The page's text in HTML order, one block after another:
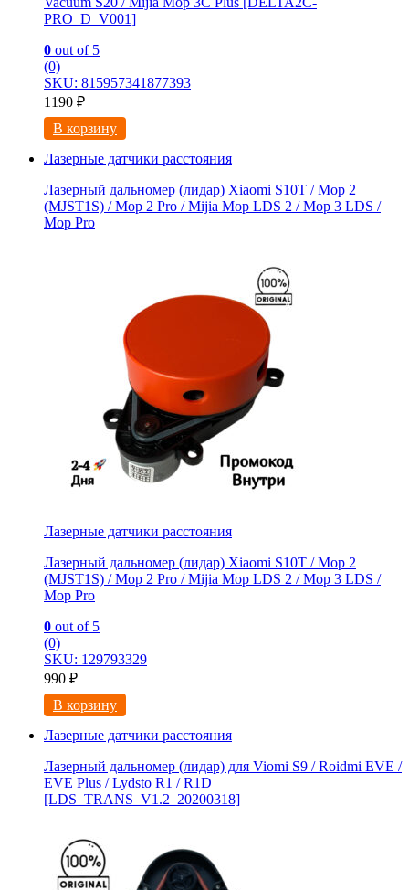
PRO_D_V001]
0 out of 5
(0)
SKU: 815957341877393
1190 ₽
В корзину
Лазерные датчики расстояния
Лазерный дальномер (лидар) Xiaomi S10T / Мoр 2
(MJSТ1S) / Mop 2 Pro / Mijia Моp LDS 2 / Мoр 3 LDS /
Мор Рrо
Лазерные датчики расстояния
Лазерный дальномер (лидар) Xiaomi S10T / Мoр 2
(MJSТ1S) / Mop 2 Pro / Mijia Моp LDS 2 / Мoр 3 LDS /
Мор Рrо
0 out of 5
(0)
SKU: 129793329
990 ₽
В корзину
Лазерные датчики расстояния
Лазерный дальномер (лидар) для Viomi S9 / Roidmi EVE /
EVE Plus / Lydsto R1 / R1D
[LDS_TRANS_V1.2_20200318]